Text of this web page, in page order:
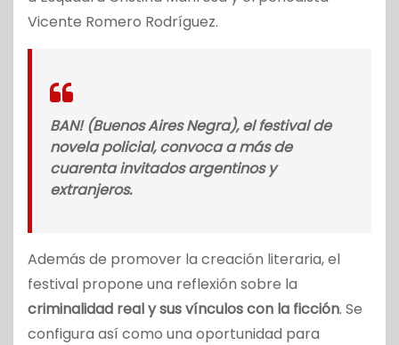
Vicente Romero Rodríguez.
BAN! (Buenos Aires Negra), el festival de
novela policial, convoca a más de
cuarenta invitados argentinos y
extranjeros.
Además de promover la creación literaria, el
festival propone una reflexión sobre la
criminalidad real y sus vínculos con la ficción. Se
configura así como una oportunidad para